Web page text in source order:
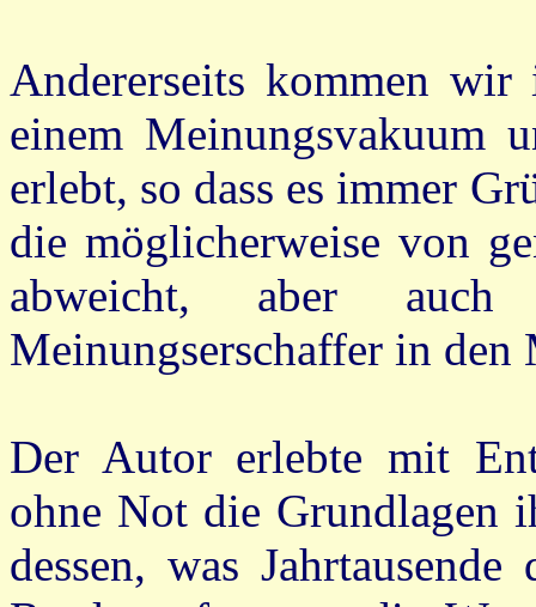
Andererseits kommen
einem Meinungsvakuum
erlebt, so dass es immer
die möglicherweise von
abweicht, aber
Meinungserschaffer in den
Der Autor erlebte mit
ohne Not die Grundlagen
dessen, was